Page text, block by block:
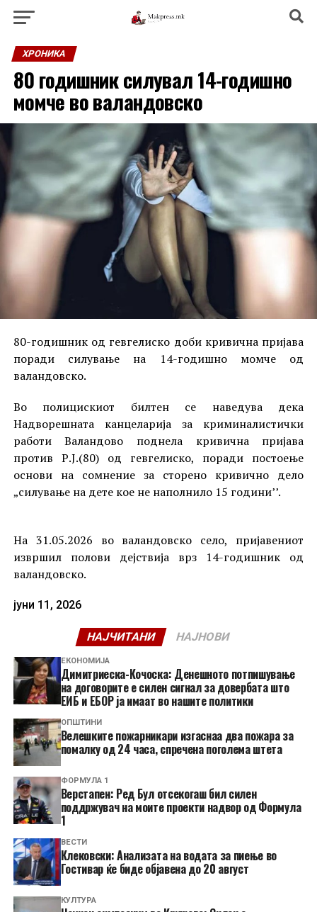
ХРОНИКА
80 годишник силувал 14-годишно
момче во валандовско
80-годишник од гевгелиско доби кривична пријава
поради силување на 14-годишно момче од
валандовско.
Во полицискиот билтен се наведува дека
Надворешната канцеларија за криминалистички
работи Валандово поднела кривична пријава
против Р.Ј.(80) од гевгелиско, поради постоење
основи на сомнение за сторено кривично дело
„силување на дете кое не наполнило 15 години’’.
На 31.05.2026 во валандовско село, пријавениот
извршил полови дејствија врз 14-годишник од
валандовско.
јуни 11, 2026
НАЈЧИТАНИ НАЈНОВИ
ЕКОНОМИЈА
Димитриеска-Кочоска: Денешното потпишување
на договорите е силен сигнал за довербата што
ЕИБ и ЕБОР ја имаат во нашите политики
ОПШТИНИ
Велешките пожарникари изгаснаа два пожара за
помалку од 24 часа, спречена поголема штета
ФОРМУЛА 1
Верстапен: Ред Бул отсекогаш бил силен
поддржувач на моите проекти надвор од Формула
1
ВЕСТИ
Клековски: Анализата на водата за пиење во
Гостивар ќе биде објавена до 20 август
КУЛТУРА